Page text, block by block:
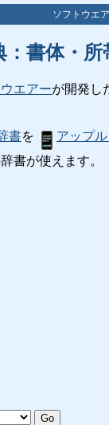
ソフトウエ
：書体・
エアーが開発し
書を アップ
書が使えます。